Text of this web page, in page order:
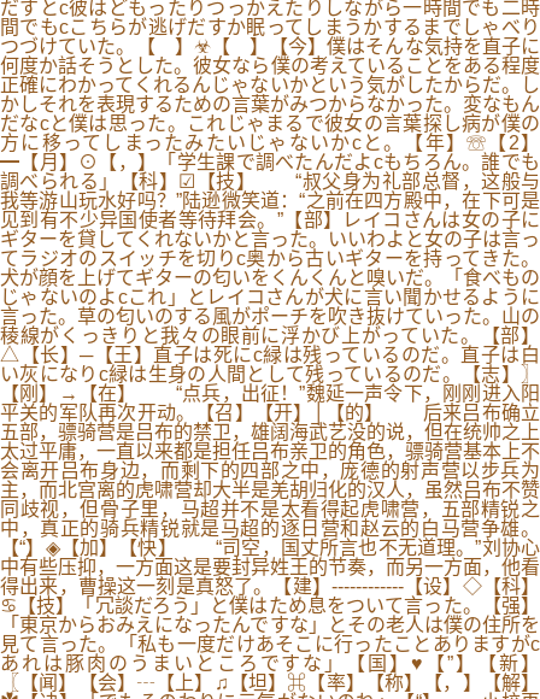
だすとc彼はどもったりつっかえたりしながら一時間でも二時
間でもcこちらが逃げだすか眠ってしまうかするまでしゃべり
つづけていた。【 】☣【 】【今】僕はそんな気持を直子に
何度か話そうとした。彼女なら僕の考えていることをある程度
正確にわかってくれるんじゃないかという気がしたからだ。し
かしそれを表現するための言葉がみつからなかった。変なもん
だなcと僕は思った。これじゃまるで彼女の言葉探し病が僕の
方に移ってしまったみたいじゃないかcと。【年】☏【2】
━【月】⊙【，】「学生課で調べたんだよcもちろん。誰でも
調べられる」【科】☑【技】 “叔父身为礼部总督，这般与
我等游山玩水好吗？”陆逊微笑道：“之前在四方殿中，在下可是
见到有不少异国使者等待拜会。”【部】レイコさんは女の子に
ギターを貸してくれないかと言った。いいわよと女の子は言っ
てラジオのスイッチを切りc奥から古いギターを持ってきた。
犬が顔を上げてギターの匂いをくんくんと嗅いだ。「食べもの
じゃないのよcこれ」とレイコさんが犬に言い聞かせるように
言った。草の匂いのする風がポーチを吹き抜けていった。山の
稜線がくっきりと我々の眼前に浮かび上がっていた。【部】
△【长】─【王】直子は死にc緑は残っているのだ。直子は白
い灰になりc緑は生身の人間として残っているのだ。【志】〗
【刚】→【在】 “点兵，出征！”魏延一声令下，刚刚进入阳
平关的军队再次开动。【召】【开】│【的】 后来吕布确立
五部，骠骑营是吕布的禁卫，雄阔海武艺没的说，但在统帅之上
太过平庸，一直以来都是担任吕布亲卫的角色，骠骑营基本上不
会离开吕布身边，而剩下的四部之中，庞德的射声营以步兵为
主，而北宫离的虎啸营却大半是羌胡归化的汉人，虽然吕布不赞
同歧视，但骨子里，马超并不是太看得起虎啸营，五部精锐之
中，真正的骑兵精锐就是马超的逐日营和赵云的白马营争雄。
【“】◈【加】【快】 “司空，国丈所言也不无道理。”刘协心
中有些压抑，一方面这是要封异姓王的节奏，而另一方面，他看
得出来，曹操这一刻是真怒了。【建】------------【设】◇【科】
♋【技】「冗談だろう」と僕はため息をついて言った。【强】
「東京からおみえになったんですな」とその老人は僕の住所を
見て言った。「私も一度だけあそこに行ったことありますがc
あれは豚肉のうまいところですな」【国】♥【”】【新】
〖【闻】【会】┄【上】♫【坦】⌘【率】【称】【，】【解】